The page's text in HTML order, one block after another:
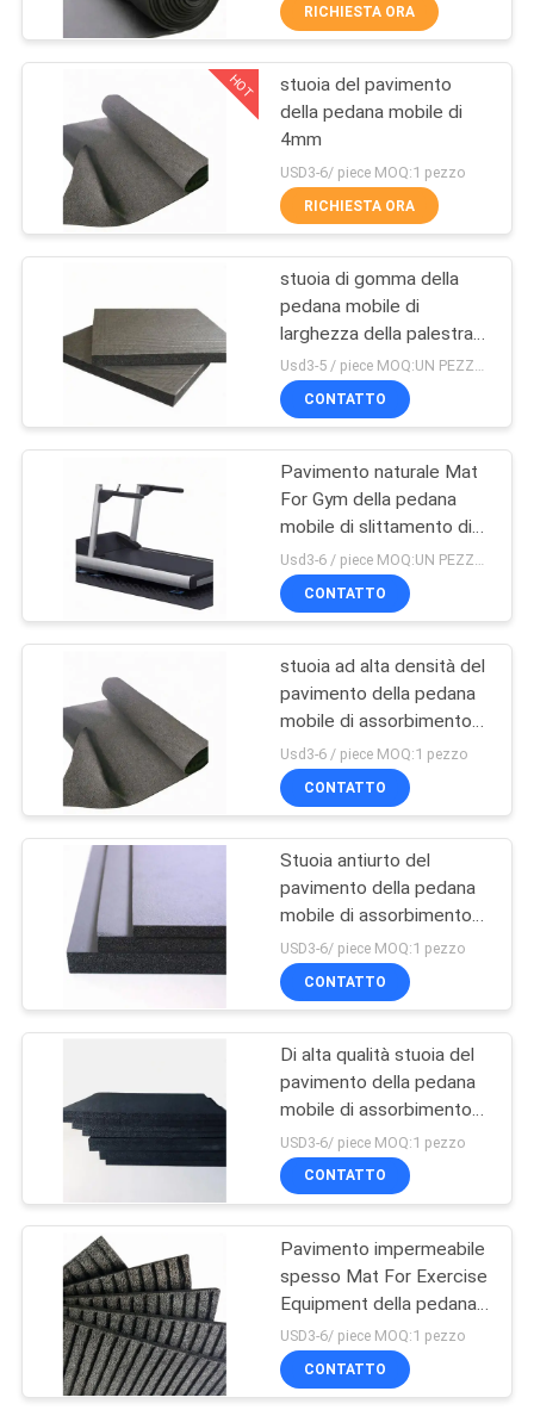
CONTROLLO
DI
QUALITÀ
CONTATTICI
BLOG
RICHIEDA
UNA
CITAZIONE
MAPPA
PRIVACY
POLICY
Strato di gomma a
prova di fuoco
Rotolo di gomma
dell'isolamento
28
Pannello isolante
sano
21
Metropolitana
dell'isolamento
della gomma di
Cuscinetto del
bilanciere della
schiuma
RICHIESTA ORA
HOT
stuoia del pavimento
della pedana mobile di
4mm
USD3-6/ piece MOQ:1 pezzo
RICHIESTA ORA
stuoia di gomma della
pedana mobile di
larghezza della palestra
750mm di lunghezza di
1800mm
Usd3-5 / piece MOQ:UN PEZZO SOLO
CONTATTO
Pavimento naturale Mat
For Gym della pedana
mobile di slittamento di
Eco Nbr anti
Usd3-6 / piece MOQ:UN PEZZO SOLO
CONTATTO
stuoia ad alta densità del
pavimento della pedana
mobile di assorbimento
di scossa di 4mm
Usd3-6 / piece MOQ:1 pezzo
CONTATTO
Stuoia antiurto del
pavimento della pedana
mobile di assorbimento
acustico 1800mm NBR
USD3-6/ piece MOQ:1 pezzo
CONTATTO
Di alta qualità stuoia del
pavimento della pedana
mobile di assorbimento
di scossa di slittamento
non 750mm NBR
USD3-6/ piece MOQ:1 pezzo
CONTATTO
Pavimento impermeabile
spesso Mat For Exercise
Equipment della pedana
mobile di NBR 1800mm
USD3-6/ piece MOQ:1 pezzo
CONTATTO